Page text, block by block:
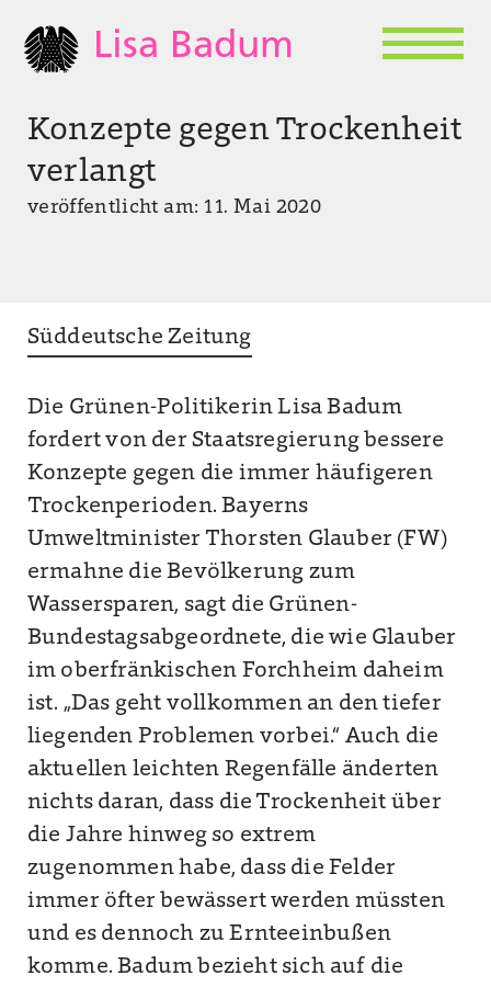
Lisa Badum
Konzepte gegen Trockenheit
verlangt
veröffentlicht am: 11. Mai 2020
Süddeutsche Zeitung
Die Grünen-Politikerin Lisa Badum
fordert von der Staatsregierung bessere
Konzepte gegen die immer häufigeren
Trockenperioden. Bayerns
Umweltminister Thorsten Glauber (FW)
ermahne die Bevölkerung zum
Wassersparen, sagt die Grünen-
Bundestagsabgeordnete, die wie Glauber
im oberfränkischen Forchheim daheim
ist. „Das geht vollkommen an den tiefer
liegenden Problemen vorbei.“ Auch die
aktuellen leichten Regenfälle änderten
nichts daran, dass die Trockenheit über
die Jahre hinweg so extrem
zugenommen habe, dass die Felder
immer öfter bewässert werden müssten
und es dennoch zu Ernteeinbußen
komme. Badum bezieht sich auf die